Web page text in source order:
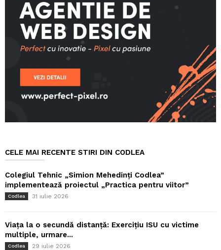
CELE MAI RECENTE STIRI DIN CODLEA
Colegiul Tehnic „Simion Mehedinți Codlea”
implementează proiectul „Practica pentru viitor”
Codlea 31 iulie 2026
Viața la o secundă distanță: Exercițiu ISU cu victime
multiple, urmare...
Codlea 29 iulie 2026